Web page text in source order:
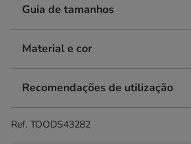
Guia de tamanhos
Material e cor
Recomendações de utilização
Ref. TOODS43282